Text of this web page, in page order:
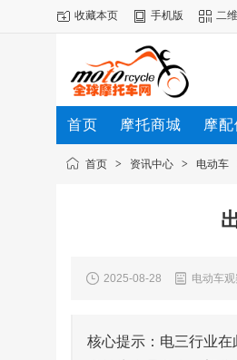
收藏本页 手机版 二
首页 摩托商城 摩
动态首页 > 资讯中心 > 电动车
2025-08-28 电动车观
核心提示：电三行业